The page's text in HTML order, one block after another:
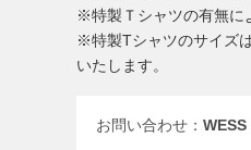
※特製Ｔシャツの有無に
※特製Tシャツのサイズ
いたします。
お問い合わせ：